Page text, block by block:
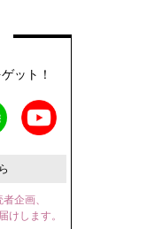
ット！
企画、
けします。